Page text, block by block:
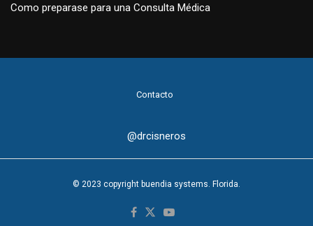
Como preparase para una Consulta Médica
Contacto
@drcisneros
© 2023 copyright buendia systems. Florida.